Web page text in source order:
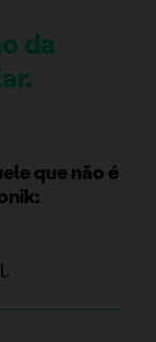
da
que não é